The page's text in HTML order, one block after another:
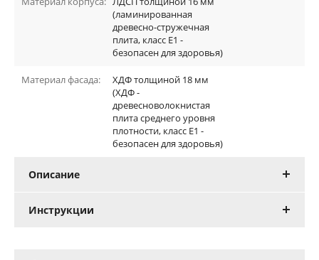
(ламинированная
древесно-стружечная
плита, класс E1 -
безопасен для здоровья)
Материал фасада:
ХДФ толщиной 18 мм
(ХДФ -
древесноволокнистая
плита среднего уровня
плотности, класс E1 -
безопасен для здоровья)
Описание
Инструкции